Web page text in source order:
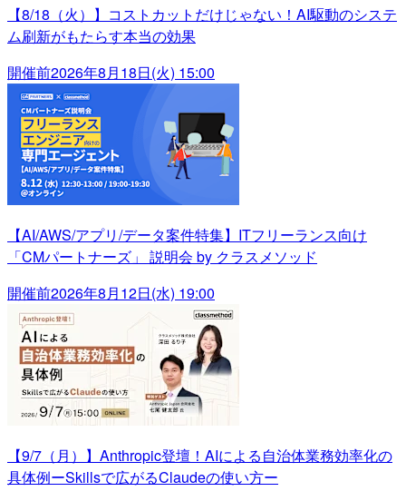
【8/18（火）】コストカットだけじゃない！AI駆動のシステ
ム刷新がもたらす本当の効果
開催前2026年8月18日(火) 15:00
【AI/AWS/アプリ/データ案件特集】ITフリーランス向け
「CMパートナーズ」 説明会 by クラスメソッド
開催前2026年8月12日(水) 19:00
【9/7（月）】Anthropic登壇！AIによる自治体業務効率化の
具体例ーSkillsで広がるClaudeの使い方ー